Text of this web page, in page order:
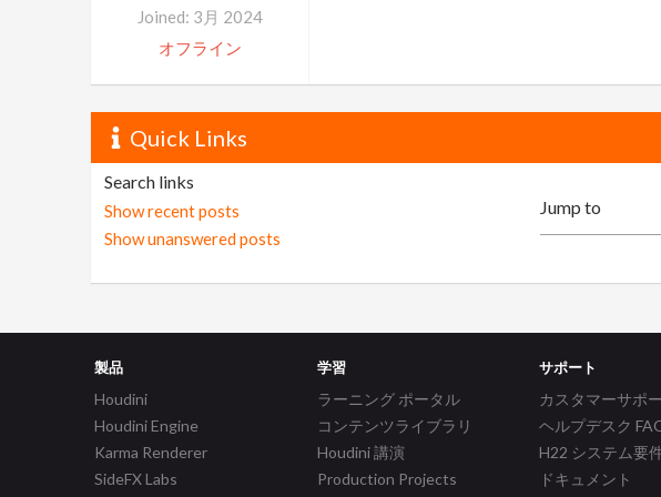
Joined: 3月 2024
オフライン
Quick Links
Search links
Show recent posts
Show unanswered posts
製品
Houdini
Houdini Engine
Karma Renderer
SideFX Labs
学習
ラーニング ポータル
コンテンツライブラリ
Houdini 講演
Production Projects
サポート
カスタマーサポ
ヘルプデスク
H22 システム要
ドキュメント